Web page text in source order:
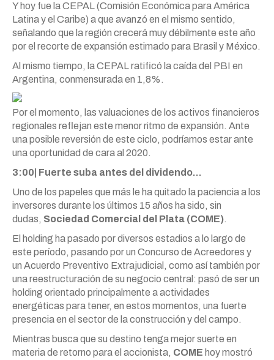
Y hoy fue la CEPAL (Comisión Económica para América
Latina y el Caribe) a que avanzó en el mismo sentido,
señalando que la región crecerá muy débilmente este año
por el recorte de expansión estimado para Brasil y México.
Al mismo tiempo, la CEPAL ratificó la caída del PBI en
Argentina, conmensurada en 1,8%.
Por el momento, las valuaciones de los activos financieros
regionales reflejan este menor ritmo de expansión. Ante
una posible reversión de este ciclo, podríamos estar ante
una oportunidad de cara al 2020.
3:00| Fuerte suba antes del dividendo…
Uno de los papeles que más le ha quitado la paciencia a los
inversores durante los últimos 15 años ha sido, sin
dudas, Sociedad Comercial del Plata (COME).
El holding ha pasado por diversos estadios a lo largo de
este período, pasando por un Concurso de Acreedores y
un Acuerdo Preventivo Extrajudicial, como así también por
una reestructuración de su negocio central: pasó de ser un
holding orientado principalmente a actividades
energéticas para tener, en estos momentos, una fuerte
presencia en el sector de la construcción y del campo.
Mientras busca que su destino tenga mejor suerte en
materia de retorno para el accionista, COME hoy mostró